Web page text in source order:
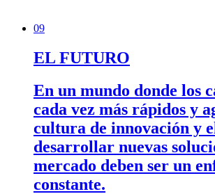
09
EL FUTURO
En un mundo donde los
cada vez más rápidos y
cultura de innovación y
desarrollar nuevas
mercado deben ser un
constante.